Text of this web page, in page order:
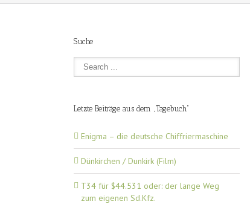
Suche
Letzte Beiträge aus dem „Tagebuch“
Enigma – die deutsche Chiffriermaschine
Dünkirchen / Dunkirk (Film)
T34 für $44.531 oder: der lange Weg
zum eigenen Sd.Kfz.